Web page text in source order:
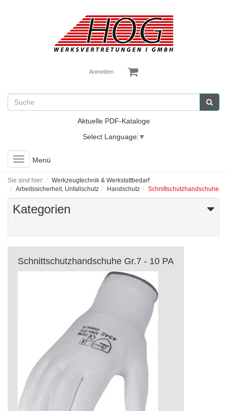
Anmelden
Aktuelle PDF-Kataloge
Select Language ▼
Toggle
navigation
Menü
Sie sind hier:
Werkzeugtechnik & Werkstattbedarf
Arbeitssicherheit, Unfallschutz
Handschutz Schnittschutzhandschuhe
Kategorien
Schnittschutzhandschuhe Gr.7 - 10 PA